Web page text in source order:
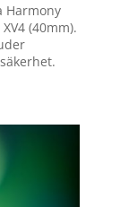
Harmony
(40mm).